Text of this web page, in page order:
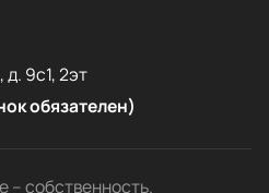
9с1, 2эт
обязателен)
– собственность.